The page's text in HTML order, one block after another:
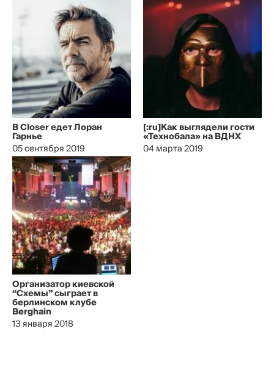
В Closer едет Лоран
Гарнье
05 сентября 2019
[:ru]Как выглядели гости
«Технобала» на ВДНХ
04 марта 2019
Организатор киевской
“Схемы” сыграет в
берлинском клубе
Berghain
13 января 2018